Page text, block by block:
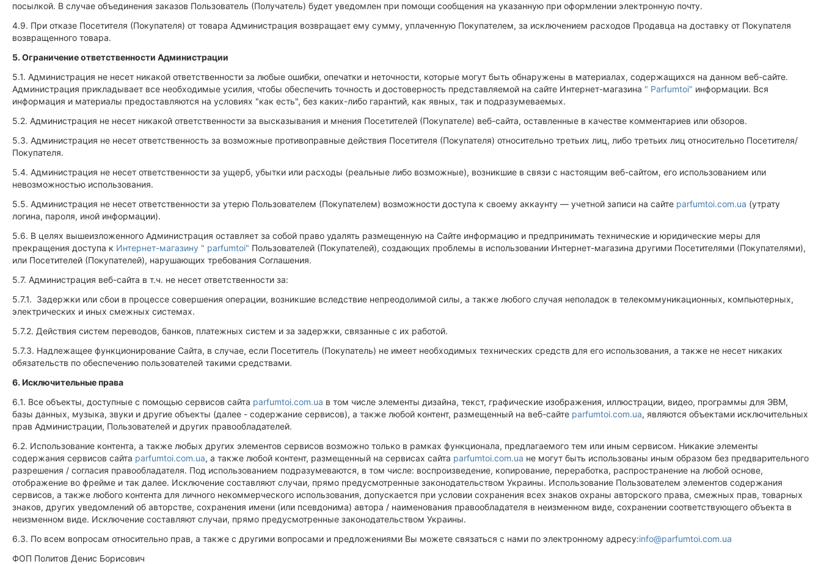
посылкой. В случае объединения заказов Пользователь (Получатель) будет уведомлен при помощи сообщения на указанную при оформлении электронную почту.
4.9. При отказе Посетителя (Покупателя) от товара Администрация возвращает ему сумму, уплаченную Покупателем, за исключением расходов Продавца на доставку от Покупателя
возвращенного товара.
5. Ограничение ответственности Администрации
5.1. Администрация не несет никакой ответственности за любые ошибки, опечатки и неточности, которые могут быть обнаружены в материалах, содержащихся на данном веб-сайте.
Администрация прикладывает все необходимые усилия, чтобы обеспечить точность и достоверность представляемой на сайте Интернет-магазина " Parfumtoi" информации. Вся
информация и материалы предоставляются на условиях "как есть", без каких-либо гарантий, как явных, так и подразумеваемых.
5.2. Администрация не несет никакой ответственности за высказывания и мнения Посетителей (Покупателе) веб-сайта, оставленные в качестве комментариев или обзоров.
5.3. Администрация не несет ответственность за возможные противоправные действия Посетителя (Покупателя) относительно третьих лиц, либо третьих лиц относительно Посетителя/
Покупателя.
5.4. Администрация не несет ответственности за ущерб, убытки или расходы (реальные либо возможные), возникшие в связи с настоящим веб-сайтом, его использованием или
невозможностью использования.
5.5. Администрация не несет ответственности за утерю Пользователем (Покупателем) возможности доступа к своему аккаунту — учетной записи на сайте parfumtoi.com.ua (утрату
логина, пароля, иной информации).
5.6. В целях вышеизложенного Администрация оставляет за собой право удалять размещенную на Сайте информацию и предпринимать технические и юридические меры для
прекращения доступа к Интернет-магазину " parfumtoi" Пользователей (Покупателей), создающих проблемы в использовании Интернет-магазина другими Посетителями (Покупателями),
или Посетителей (Покупателей), нарушающих требования Соглашения.
5.7. Администрация веб-сайта в т.ч. не несет ответственности за:
5.7.1. Задержки или сбои в процессе совершения операции, возникшие вследствие непреодолимой силы, а также любого случая неполадок в телекоммуникационных, компьютерных,
электрических и иных смежных системах.
5.7.2. Действия систем переводов, банков, платежных систем и за задержки, связанные с их работой.
5.7.3. Надлежащее функционирование Сайта, в случае, если Посетитель (Покупатель) не имеет необходимых технических средств для его использования, а также не несет никаких
обязательств по обеспечению пользователей такими средствами.
6. Исключительные права
6.1. Все объекты, доступные с помощью сервисов сайта parfumtoi.com.ua в том числе элементы дизайна, текст, графические изображения, иллюстрации, видео, программы для ЭВМ,
базы данных, музыка, звуки и другие объекты (далее - содержание сервисов), а также любой контент, размещенный на веб-сайте parfumtoi.com.ua, являются объектами исключительных
прав Администрации, Пользователей и других правообладателей.
6.2. Использование контента, а также любых других элементов сервисов возможно только в рамках функционала, предлагаемого тем или иным сервисом. Никакие элементы
содержания сервисов сайта parfumtoi.com.ua, а также любой контент, размещенный на сервисах сайта parfumtoi.com.ua не могут быть использованы иным образом без предварительного
разрешения / согласия правообладателя. Под использованием подразумеваются, в том числе: воспроизведение, копирование, переработка, распространение на любой основе,
отображение во фрейме и так далее. Исключение составляют случаи, прямо предусмотренные законодательством Украины. Использование Пользователем элементов содержания
сервисов, а также любого контента для личного некоммерческого использования, допускается при условии сохранения всех знаков охраны авторского права, смежных прав, товарных
знаков, других уведомлений об авторстве, сохранения имени (или псевдонима) автора / наименования правообладателя в неизменном виде, сохранении соответствующего объекта в
неизменном виде. Исключение составляют случаи, прямо предусмотренные законодательством Украины.
6.3. По всем вопросам относительно прав, а также с другими вопросами и предложениями Вы можете связаться с нами по электронному адресу:info@parfumtoi.com.ua
ФОП Политов Денис Борисович